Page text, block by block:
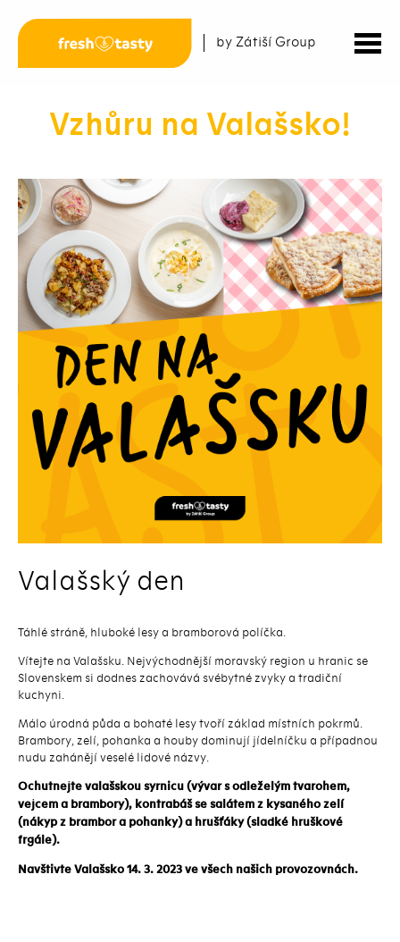
by Zátiší Group
Vzhůru na Valašsko!
Valašský den
Táhlé stráně, hluboké lesy a bramborová políčka.
Vítejte na Valašsku. Nejvýchodnější moravský region u hranic se
Slovenskem si dodnes zachovává svébytné zvyky a tradiční
kuchyni.
Málo úrodná půda a bohaté lesy tvoří základ místních pokrmů.
Brambory, zelí, pohanka a houby dominují jídelníčku a případnou
nudu zahánějí veselé lidové názvy.
Ochutnejte valašskou syrnicu (vývar s odleželým tvarohem,
vejcem a brambory), kontrabáš se salátem z kysaného zelí
(nákyp z brambor a pohanky) a hrušťáky (sladké hruškové
frgále).
Navštivte Valašsko 14. 3. 2023 ve všech našich provozovnách.